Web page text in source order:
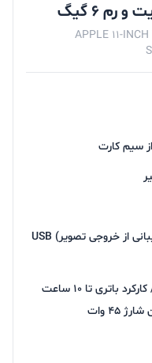
APPLE 11-
سیم کارت
USB-C (با پشتیبانی از خروجی تصویر) USB
۲۸.۹۳ وات ساعت / کارکرد باتری تا ۱۰ ساعت